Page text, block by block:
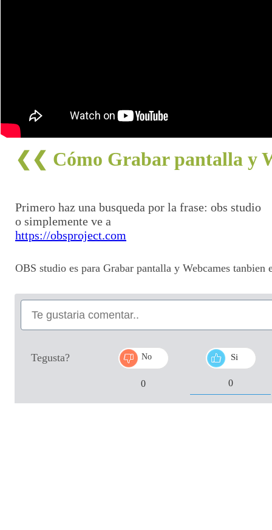
❮❮ Cómo Grabar pantalla y
Primero haz una busqueda por la frase: obs studio
o simplemente ve a
https://obsproject.com
OBS studio es para Grabar pantalla y Webcames tanbien
Tegusta? No Si
0 0